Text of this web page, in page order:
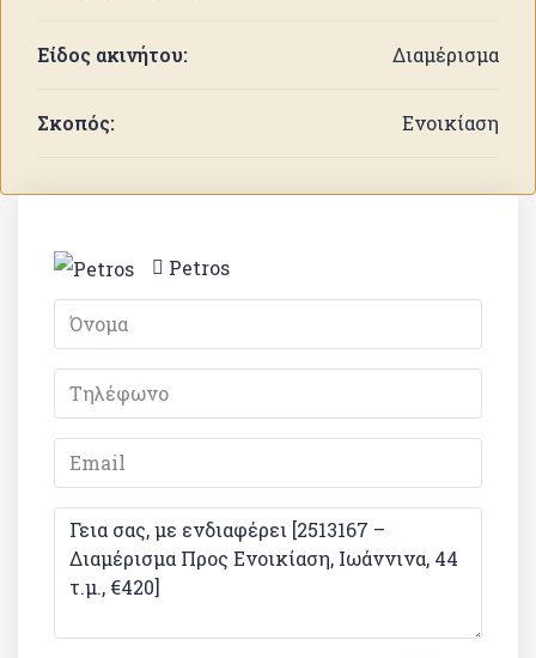
Είδος ακινήτου: Διαμέρισμα
Σκοπός: Ενοικίαση
Petros